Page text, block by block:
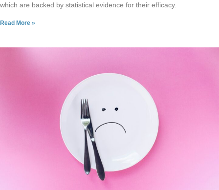
which are backed by statistical evidence for their efficacy.
Read More »